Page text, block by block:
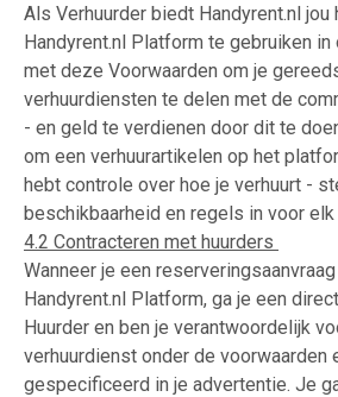
Als Verhuurder biedt Handyrent.nl jou
Handyrent.nl Platform te gebruiken
met deze Voorwaarden om je
verhuurdiensten te delen met de
- en geld te verdienen door dit te
om een verhuurartikelen op het
hebt controle over hoe je verhuurt -
beschikbaarheid en regels in voor elk
4.2 Contracteren met huurders
Wanneer je een
Handyrent.nl Platform, ga je een
Huurder en ben je verantwoordelijk
verhuurdienst onder de voorwaarden
gespecificeerd in je advertentie. Je